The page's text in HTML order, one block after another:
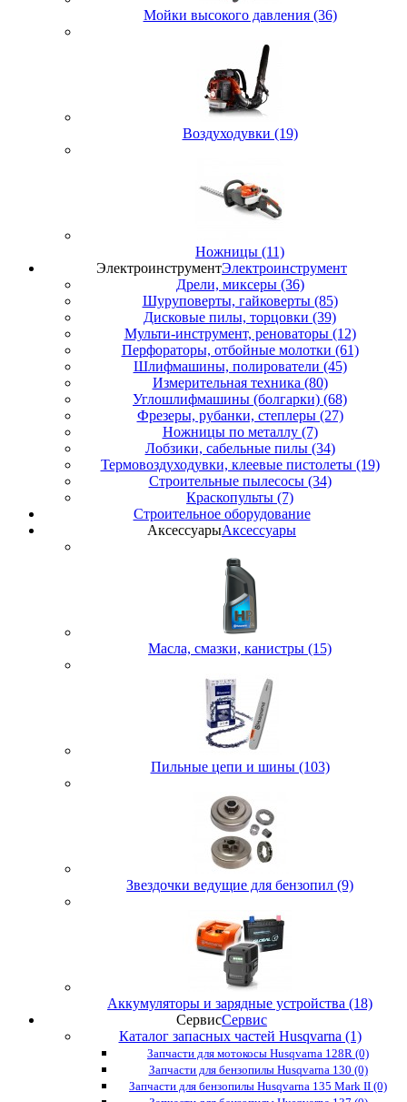
Мойки высокого давления (36)
Воздуходувки (19)
Ножницы (11)
ЭлектроинструментЭлектроинструмент
Дрели, миксеры (36)
Шуруповерты, гайковерты (85)
Дисковые пилы, торцовки (39)
Мульти-инструмент, реноваторы (12)
Перфораторы, отбойные молотки (61)
Шлифмашины, полирователи (45)
Измерительная техника (80)
Углошлифмашины (болгарки) (68)
Фрезеры, рубанки, степлеры (27)
Ножницы по металлу (7)
Лобзики, сабельные пилы (34)
Термовоздуходувки, клеевые пистолеты (19)
Строительные пылесосы (34)
Краскопульты (7)
Строительное оборудование
АксессуарыАксессуары
Масла, смазки, канистры (15)
Пильные цепи и шины (103)
Звездочки ведущие для бензопил (9)
Аккумуляторы и зарядные устройства (18)
СервисСервис
Каталог запасных частей Husqvarna (1)
Запчасти для мотокосы Husqvarna 128R (0)
Запчасти для бензопилы Husqvarna 130 (0)
Запчасти для бензопилы Husqvarna 135 Mark II (0)